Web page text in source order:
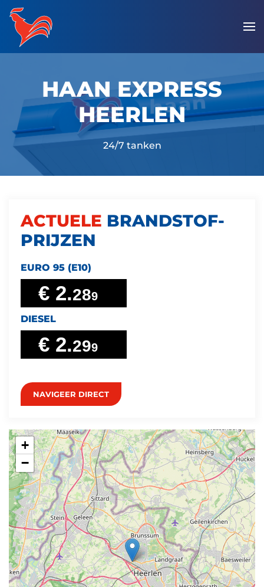
Overslaan
en
naar
inhoud
gaanHAAN EXPRESS
HEERLEN
24/7 tanken
ACTUELE BRANDSTOF­
PRIJZEN
EURO 95 (E10)
€ 2.289
DIESEL
€ 2.299
NAVIGEER DIRECT
+
−